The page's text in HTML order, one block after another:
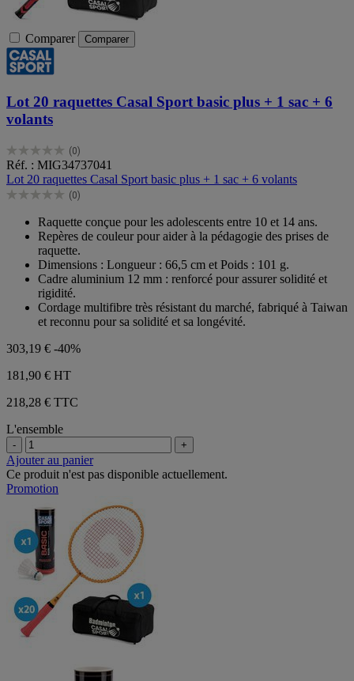
Comparer Comparer
Lot 20 raquettes Casal Sport basic plus + 1 sac + 6
volants
(0)
0.0
sur
5
étoiles.
Réf. : MIG34737041
Lot 20 raquettes Casal Sport basic plus + 1 sac + 6 volants
(0)
0.0
étoiles.
Raquette conçue pour les adolescents entre 10 et 14 ans.
Repères de couleur pour aider à la pédagogie des prises de
raquette.
Dimensions : Longueur : 66,5 cm et Poids : 101 g.
Cadre aluminium 12 mm : renforcé pour assurer solidité et
rigidité.
Cordage multifibre très résistant du marché, fabriqué à Taiwan
et reconnu pour sa solidité et sa longévité.
303,19 € -40%
181,90 € HT
218,28 € TTC
L'ensemble
- +
Ajouter au panier
Ce produit n'est pas disponible actuellement.
Promotion